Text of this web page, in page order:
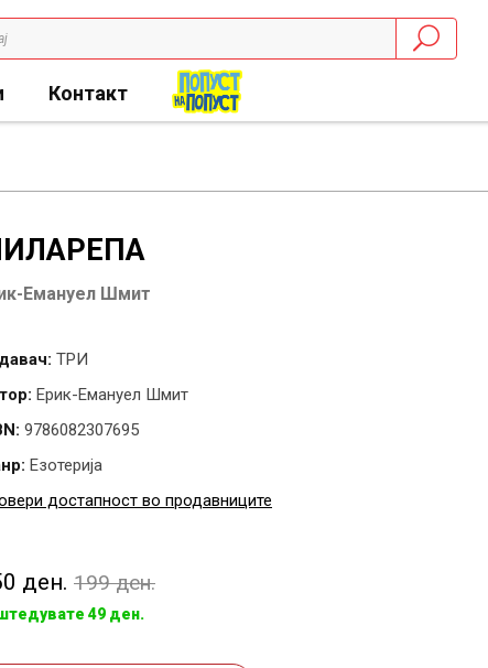
Контакт
Емануел Шмит
ТРИ
Ерик-Емануел Шмит
9786082307695
Езотерија
достапност во продавниците
ден. 199 ден.
49 ден.